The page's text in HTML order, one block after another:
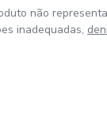
não
inadequadas,